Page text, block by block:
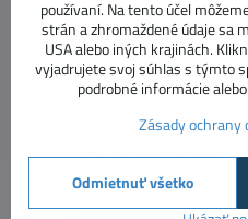
Stav objednávky
+421 918 322 199
e-shop
info​@vnimavedeti​.sk
+421 915 773 060
vzdelávanie pedagógov
používaní. Na tento účel
strán a zhromaždené údaje sa
USA alebo iných krajinách.
vyjadrujete svoj súhlas s týmto
podrobné informácie
Zásady ochrany
Odmietnuť všetko